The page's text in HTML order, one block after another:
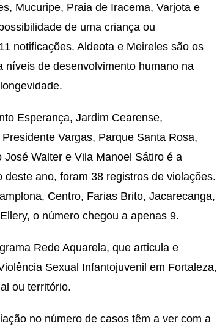
Mucuripe, Praia de Iracema, Varjota e
de uma criança ou
notificações. Aldeota e Meireles são os
níveis de desenvolvimento humano na
Esperança, Jardim Cearense,
Vargas, Parque Santa Rosa,
Walter e Vila Manoel Sátiro é a
ano, foram 38 registros de violações.
Centro, Farias Brito, Jacarecanga,
o número chegou a apenas 9.
Rede Aquarela, que articula e
Sexual Infantojuvenil em Fortaleza,
ou território.
no número de casos têm a ver com a